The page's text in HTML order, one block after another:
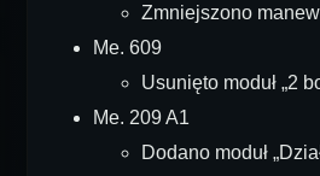
Zmniejszono
Me. 609
Usunięto moduł „2
Me. 209 A1
Dodano moduł